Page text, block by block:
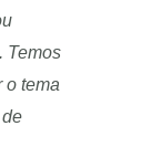
Temos
o tema